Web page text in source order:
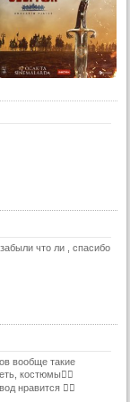
что ли , спасибо
вообще такие
костюмы👍🏻
нравится 👍🏻